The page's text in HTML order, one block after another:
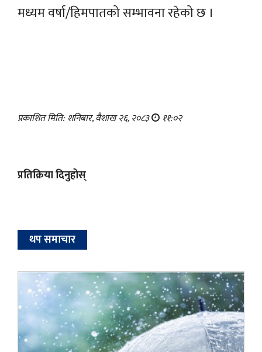
मध्यम वर्षा/हिमपातको सम्भावना रहेको छ ।
प्रकाशित मिति: शनिबार, वैशाख २६, २०८३ ११:०२
प्रतिक्रिया दिनुहोस्
थप समाचार